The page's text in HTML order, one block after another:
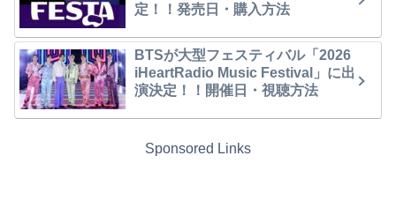
定！！発売日・購入方法
BTSが大型フェスティバル「2026
iHeartRadio Music Festival」に出
演決定！！開催日・視聴方法
Sponsored Links